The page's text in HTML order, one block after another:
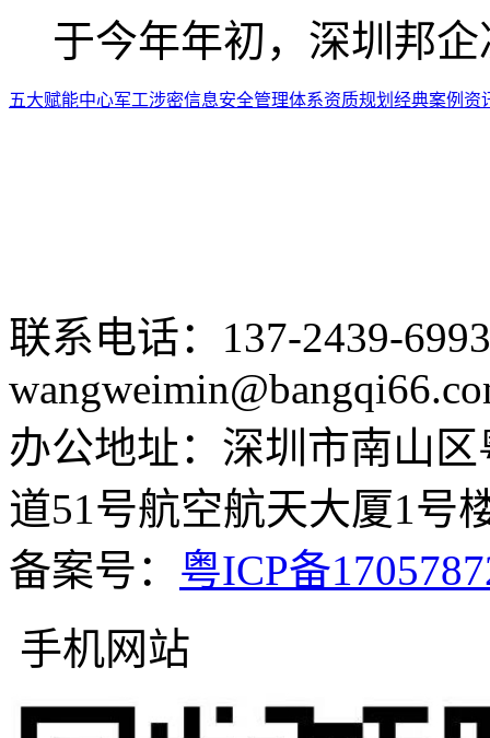
于今年年初，深圳邦企
五大赋能中心军工涉密信息安全管理体系资质规划 经典案例 资
联系电话：137-2439-6993
办公地址：深圳市南山
道51号航空航天大厦1号
备案号： 粤ICP备
手机网站